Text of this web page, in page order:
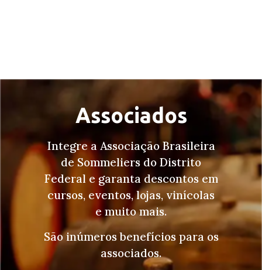
Associados
Integre a Associação Brasileira
de Sommeliers do Distrito
Federal e garanta descontos em
cursos, eventos, lojas, vinícolas
e muito mais.
São inúmeros benefícios para os
associados.